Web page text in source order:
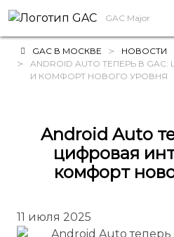
GAC Major
GAC В МОСКВЕ
НОВОСТИ
ANDROID AUTO ТЕПЕРЬ В
И КОМФОРТ НОВОГО УРОВНЯ
Android Auto
цифровая
комфорт
11 июля 2025